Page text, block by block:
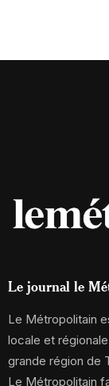
Le journal le
Le Métropolitain
locale et
grande région de
Le Métropolitain